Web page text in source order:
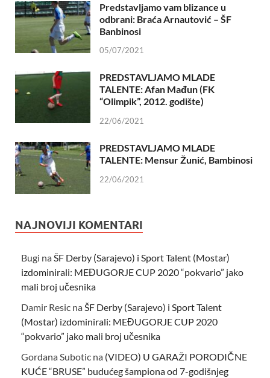
Predstavljamo vam blizance u
odbrani: Braća Arnautović – ŠF
Banbinosi
05/07/2021
PREDSTAVLJAMO MLADE
TALENTE: Afan Mađun (FK
“Olimpik”, 2012. godište)
22/06/2021
PREDSTAVLJAMO MLADE
TALENTE: Mensur Žunić, Bambinosi
22/06/2021
NAJNOVIJI KOMENTARI
Bugi naŠF Derby (Sarajevo) i Sport Talent (Mostar)
izdominirali: MEĐUGORJE CUP 2020 “pokvario” jako
mali broj učesnika
Damir Resic naŠF Derby (Sarajevo) i Sport Talent
(Mostar) izdominirali: MEĐUGORJE CUP 2020
“pokvario” jako mali broj učesnika
Gordana Subotic na (VIDEO) U GARAŽI PORODIČNE
KUĆE “BRUSE” budućeg šampiona od 7-godišnjeg